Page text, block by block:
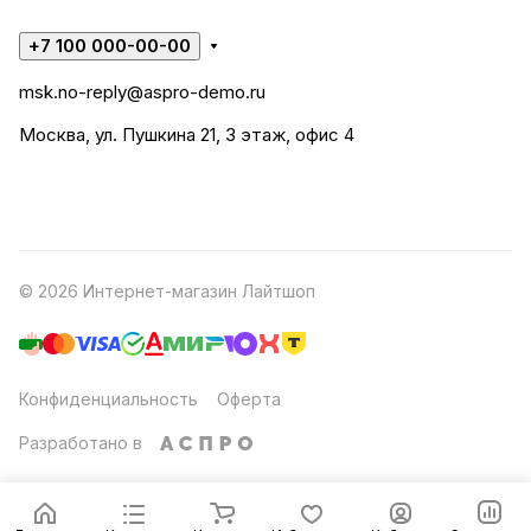
+7 100 000-00-00
msk.no-reply@aspro-demo.ru
Москва, ул. Пушкина 21, 3 этаж, офис 4
© 2026 Интернет-магазин Лайтшоп
Конфиденциальность Оферта
Разработано в